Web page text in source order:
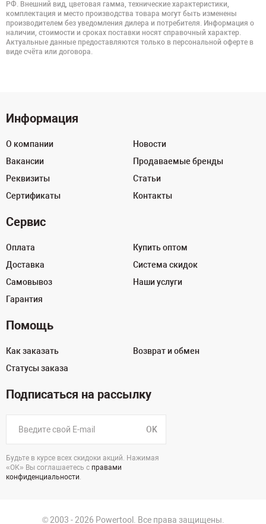
РФ. Внешний вид, цветовая гамма, технические характеристики,
комплектация и место производства товара могут быть изменены
производителем без уведомления дилера и потребителя. Информация о
наличии, стоимости и сроках поставки носят справочный характер.
Актуальные данные предоставляются только в персональной оферте в
виде счёта или договора.
Информация
О компании
Вакансии
Реквизиты
Сертификаты
Новости
Продаваемые бренды
Статьи
Контакты
Сервис
Оплата
Доставка
Самовывоз
Гарантия
Купить оптом
Система скидок
Наши услуги
Помощь
Как заказать
Статусы заказа
Возврат и обмен
Подписаться на рассылку
OK
Будьте в курсе всех скидоки акций. Нажимая
«ОК» Вы соглашаетесь с правами
конфиденциальности.
© 2003 - 2026 Powertool. Все права защищены.